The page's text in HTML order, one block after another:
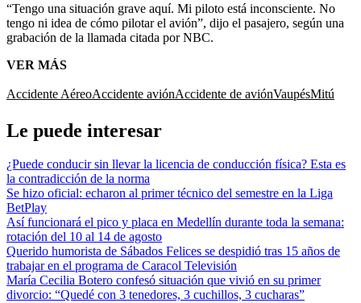
“Tengo una situación grave aquí. Mi piloto está inconsciente. No
tengo ni idea de cómo pilotar el avión”, dijo el pasajero, según una
grabación de la llamada citada por NBC.
VER MÁS
Accidente AéreoAccidente aviónAccidente de aviónVaupésMitú
Le puede interesar
¿Puede conducir sin llevar la licencia de conducción física? Esta es
la contradicción de la norma
Se hizo oficial: echaron al primer técnico del semestre en la Liga
BetPlay
Así funcionará el pico y placa en Medellín durante toda la semana:
rotación del 10 al 14 de agosto
Querido humorista de Sábados Felices se despidió tras 15 años de
trabajar en el programa de Caracol Televisión
María Cecilia Botero confesó situación que vivió en su primer
divorcio: “Quedé con 3 tenedores, 3 cuchillos, 3 cucharas”